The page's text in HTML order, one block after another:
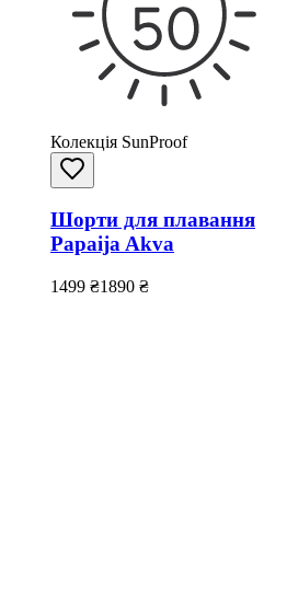
Колекція SunProof
Шорти для плавання
Papaija Akva
1499 ₴1890 ₴